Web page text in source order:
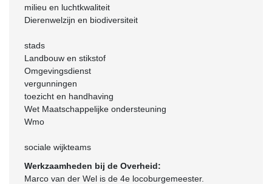
milieu en luchtkwaliteit
Dierenwelzijn en biodiversiteit
stads
Landbouw en stikstof
Omgevingsdienst
vergunningen
toezicht en handhaving
Wet Maatschappelijke ondersteuning
Wmo
sociale wijkteams
Werkzaamheden bij de Overheid:
Marco van der Wel is de 4e locoburgemeester.